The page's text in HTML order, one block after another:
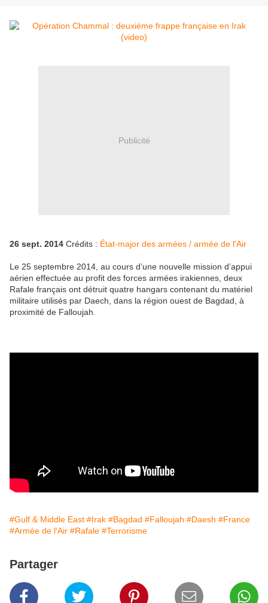
Publicité
26 sept. 2014 Crédits : État-major des armées / armée de l'Air
Le 25 septembre 2014, au cours d’une nouvelle mission d’appui
aérien effectuée au profit des forces armées irakiennes, deux
Rafale français ont détruit quatre hangars contenant du matériel
militaire utilisés par Daech, dans la région ouest de Bagdad, à
proximité de Falloujah.
#Gulf & Middle East #Irak #Bagdad #Falloujah #Daesh #France
#Armée de l'Air #Rafale #Terrorisme
Partager